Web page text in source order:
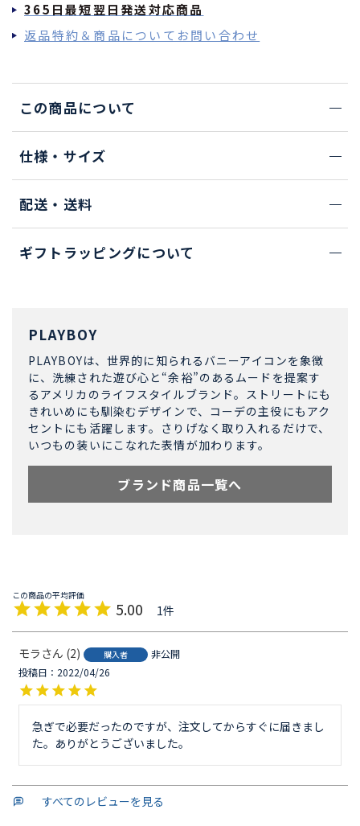
365日最短翌日発送対応商品
返品特約＆商品についてお問い合わせ
この商品について
仕様・サイズ
配送・送料
ギフトラッピングについて
PLAYBOY
PLAYBOYは、世界的に知られるバニーアイコンを象徴
に、洗練された遊び心と“余裕”のあるムードを提案す
るアメリカのライフスタイルブランド。ストリートにも
きれいめにも馴染むデザインで、コーデの主役にもアク
セントにも活躍します。さりげなく取り入れるだけで、
いつもの装いにこなれた表情が加わります。
ブランド商品一覧へ
5.00 1
モラ 2 購入者
非公開
投稿日
2022/04/26
急ぎで必要だったのですが、注文してからすぐに届きまし
た。ありがとうございました。
すべてのレビューを見る